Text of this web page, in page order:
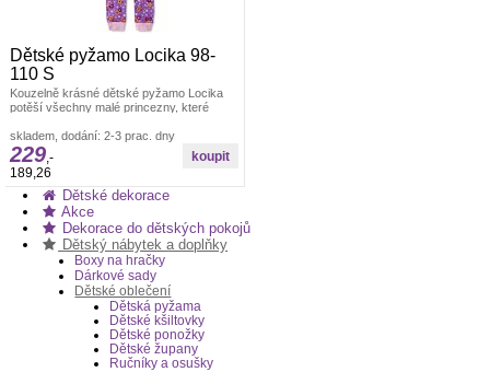
Dětské pyžamo Locika 98-
110 S
Kouzelně krásné dětské pyžamo Locika
potěší všechny malé princezny, které
Dětské oblečení pro holky
skladem, dodání: 2-3 prac. dny
229 ,-
189,26
Dětské dekorace
Akce
Dekorace do dětských pokojů
Dětský nábytek a doplňky
Boxy na hračky
Dárkové sady
Dětské oblečení
Dětská pyžama
Dětské kšiltovky
Dětské ponožky
Dětské župany
Ručníky a osušky